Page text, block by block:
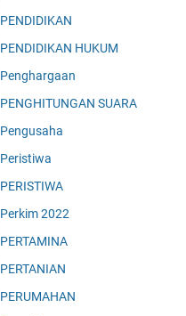
PENDIDIKAN
PENDIDIKAN HUKUM
Penghargaan
PENGHITUNGAN SUARA
Pengusaha
Peristiwa
PERISTIWA
Perkim 2022
PERTAMINA
PERTANIAN
PERUMAHAN